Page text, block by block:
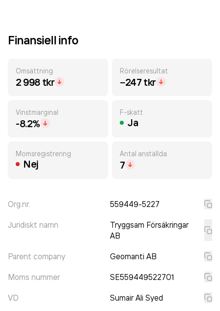
Finansiell info
Omsättning
2 998 tkr
Rörelseresultat
−247 tkr
Vinstmarginal
-8.2%
F-skatt
Ja
Momsregistrering
Nej
Antal anställda
7
Org.nr. 559449-5227
Juridiskt namn
Tryggsam Försäkringar
AB
Parent company Geomanti AB
Moms nummer SE559449522701
VD Sumair Ali Syed